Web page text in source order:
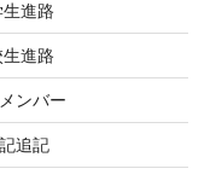
進路
進路
ンバー
追記